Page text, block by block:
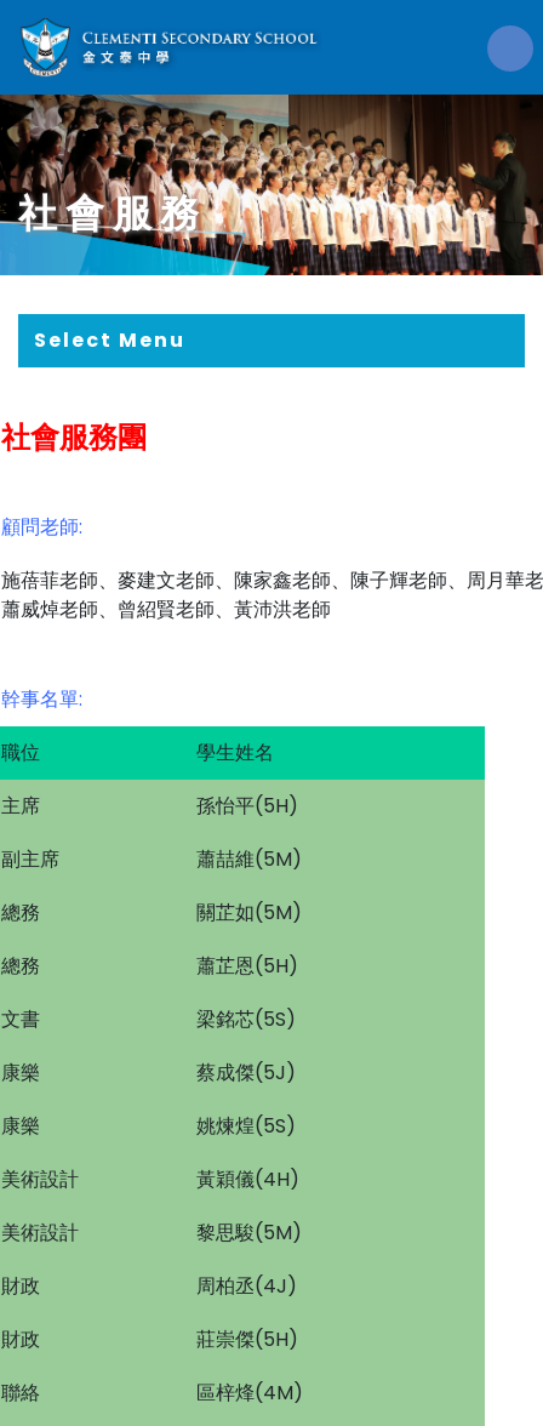
社會服務
Select Menu
社會服務團
顧問老師:
施蓓菲老師、麥建文老師、陳家鑫老師、陳子輝老師、周月華
蕭威焯老師、曾紹賢老師、黃沛洪老師
幹事名單:
職位
學生姓名
主席
孫怡平(5H)
副主席
蕭喆維(5M)
總務
關芷如(5M)
總務
蕭芷恩(5H)
文書
梁銘芯(5S)
康樂
蔡成傑(5J)
康樂
姚煉煌(5S)
美術設計
黃穎儀(4H)
美術設計
黎思駿(5M)
財政
周柏丞(4J)
財政
莊崇傑(5H)
聯絡
區梓烽(4M)